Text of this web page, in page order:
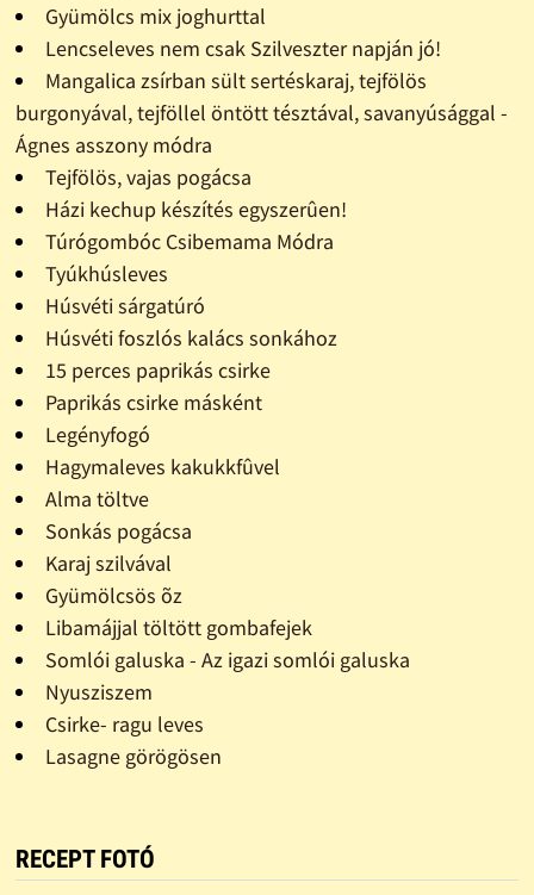
Gyümölcs mix joghurttal
Lencseleves nem csak Szilveszter napján jó!
Mangalica zsírban sült sertéskaraj, tejfölös
burgonyával, tejföllel öntött tésztával, savanyúsággal -
Ágnes asszony módra
Tejfölös, vajas pogácsa
Házi kechup készítés egyszerûen!
Túrógombóc Csibemama Módra
Tyúkhúsleves
Húsvéti sárgatúró
Húsvéti foszlós kalács sonkához
15 perces paprikás csirke
Paprikás csirke másként
Legényfogó
Hagymaleves kakukkfûvel
Alma töltve
Sonkás pogácsa
Karaj szilvával
Gyümölcsös õz
Libamájjal töltött gombafejek
Somlói galuska - Az igazi somlói galuska
Nyusziszem
Csirke- ragu leves
Lasagne görögösen
RECEPT FOTÓ